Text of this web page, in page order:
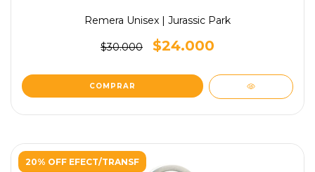
Remera Unisex | Jurassic Park
$30.000 $24.000
COMPRAR
20% OFF EFECT/TRANSF